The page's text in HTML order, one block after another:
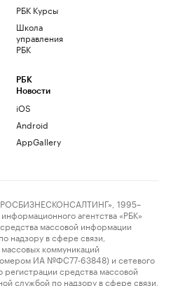
РБК Курсы
Школа
управления
РБК
РБК
Новости
iOS
Android
AppGallery
1995–
агентства «РБК»
массовой информации
надзору в сфере связи,
коммуникаций
ИА №ФС77-63848) и сетевого
регистрации средства массовой
службой по надзору в сфере связи,